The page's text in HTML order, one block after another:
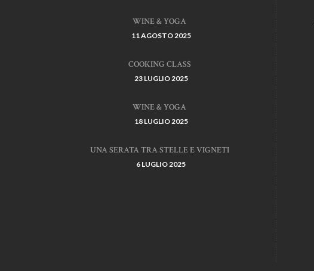
WINE & YOGA
11 AGOSTO 2025
COOKING CLASS
23 LUGLIO 2025
WINE & YOGA
18 LUGLIO 2025
UNA SERATA TRA STELLE E VIGNETI
6 LUGLIO 2025